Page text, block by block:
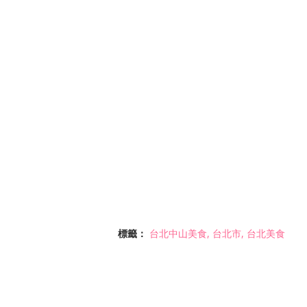
標籤： 台北中山美食 台北市 台北美食